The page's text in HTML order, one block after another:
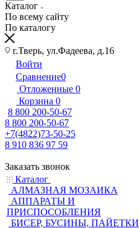
Каталог
По всему сайту
По каталогу
г.Тверь, ул.Фадеева, д.16
Войти
Сравнение0
Отложенные 0
Корзина 0
8 800 200-50-67
8 800 200-50-67
+7(4822)73-50-25
8 910 836 97 59
Заказать звонок
Каталог
АЛМАЗНАЯ МОЗАИКА
АППАРАТЫ И
ПРИСПОСОБЛЕНИЯ
БИСЕР, БУСИНЫ, ПАЙЕТКИ